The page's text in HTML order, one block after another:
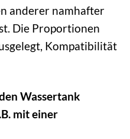
anderer namhafter
Die Proportionen
Kompatibilität
Wassertank
mit einer